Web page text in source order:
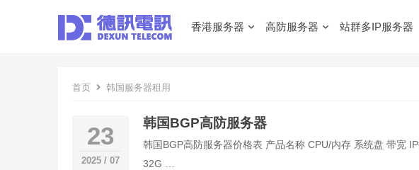
香港服务器 高防服务器 站群多IP服务器
首页 韩国服务器租用
23
2025 / 07
韩国BGP高防服务器
韩国BGP高防服务器价格表 产品名称 CPU/内存 系统盘 带宽
32G …